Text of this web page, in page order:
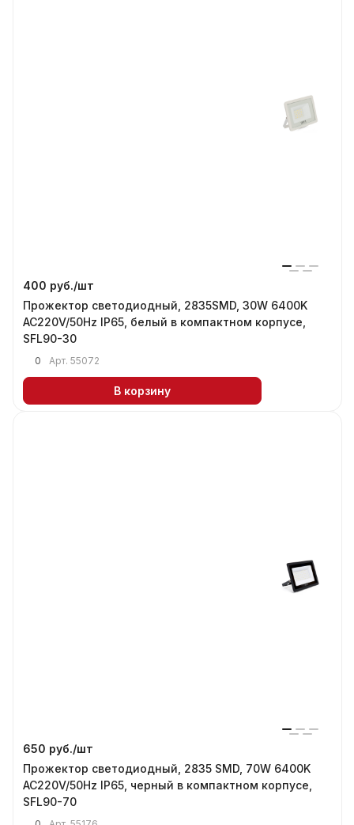
400 руб./шт
Прожектор светодиодный, 2835SMD, 30W 6400K
AC220V/50Hz IP65, белый в компактном корпусе,
SFL90-30
0 Арт. 55072
В корзину
650 руб./шт
Прожектор светодиодный, 2835 SMD, 70W 6400K
AC220V/50Hz IP65, черный в компактном корпусе,
SFL90-70